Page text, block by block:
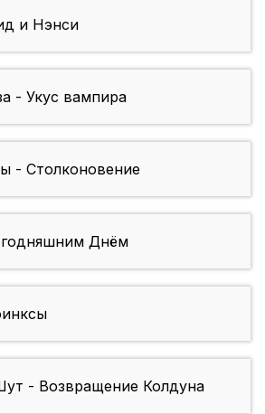
и Нэнси
- Укус вампира
- Столконовение
Днём
- Возвращение Колдуна